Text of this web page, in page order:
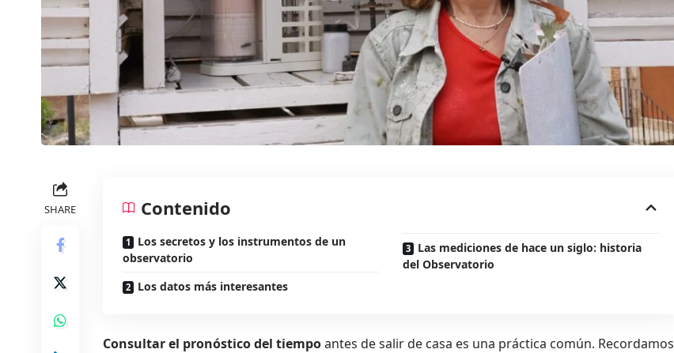
SHARE Contenido
Los secretos y los instrumentos de un
observatorio
Los datos más interesantes
Las mediciones de hace un siglo: historia
del Observatorio
Consultar el pronóstico del tiempoantes de salir de casa es una práctica común. Recordamos